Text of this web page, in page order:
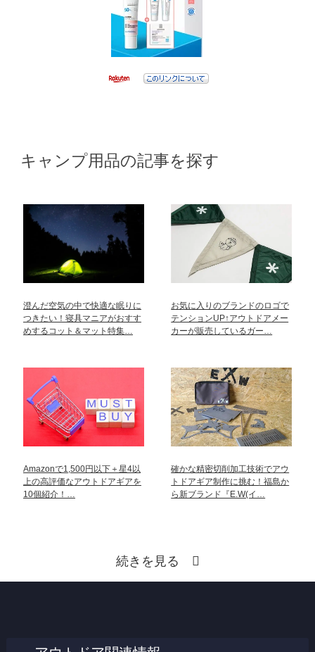
キャンプ用品の記事を探す
澄んだ空気の中で快適な眠りに
つきたい！寝具マニアがおすす
めするコット＆マット特集…
お気に入りのブランドのロゴで
テンションUP↑アウトドアメー
カーが販売しているガー…
Amazonで1,500円以下＋星4以
上の高評価なアウトドアギアを
10個紹介！…
確かな精密切削加工技術でアウ
トドアギア制作に挑む！福島か
ら新ブランド『E.W(イ…
続きを見る